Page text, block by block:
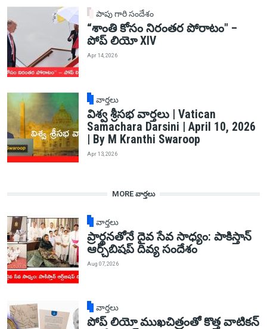
పాపు గారి సందేశం
“శాంతి కోసం నిరంతర పోరాటం" –
పోప్ లియో XIV
Apr 14, 2026
వార్తలు
విశ్వ శ్రీసభ వార్తలు | Vatican
Samachara Darsini | April 10, 2026
| By M Kranthi Swaroop
Apr 13, 2026
MORE వార్తలు
వార్తలు
ప్రార్థనతోనే దైవ సేవ సాధ్యం: పాకిస్తాన్‌
ఆర్చ్‌బిషప్ దివ్య సందేశం
Aug 07, 2026
వార్తలు
పోప్ లియో ముఖచిత్రంతో కొత్త వాటికన్